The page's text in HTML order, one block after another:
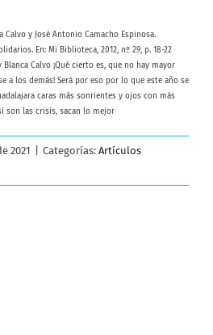
Calvo y José Antonio Camacho Espinosa.
En: Mi Biblioteca, 2012, nº 29, p. 18-22
Blanca Calvo ¡Qué cierto es, que no hay mayor
a los demás! Será por eso por lo que este año se
caras más sonrientes y ojos con más
son las crisis, sacan lo mejor
2021 Categorías: Artículos